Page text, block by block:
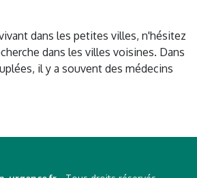
dans les petites villes, n'hésitez
dans les villes voisines. Dans
il y a souvent des médecins